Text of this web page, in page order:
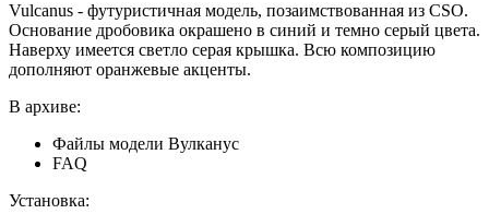
Vulcanus - футуристичная модель, позаимствованная из CSO.
Основание дробовика окрашено в синий и темно серый цвета.
Наверху имеется светло серая крышка. Всю композицию
дополняют оранжевые акценты.
В архиве:
Файлы модели Вулканус
FAQ
Установка: